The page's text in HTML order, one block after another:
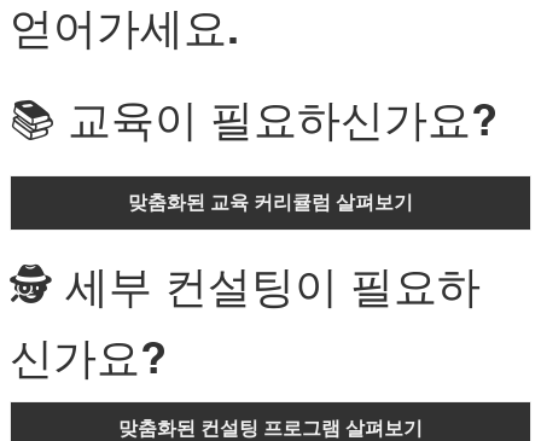
얻어가세요.
📚 교육이 필요하신가요?
맞춤화된 교육 커리큘럼 살펴보기
🕵️ 세부 컨설팅이 필요하
신가요?
맞춤화된 컨설팅 프로그램 살펴보기